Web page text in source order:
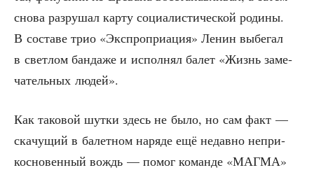
сно­ва раз­ру­шал кар­ту соци­а­ли­сти­че­ской роди­ны.
В соста­ве трио «Экс­про­при­а­ция» Ленин выбе­гал
в свет­лом бан­да­же и испол­нял балет «Жизнь заме­
ча­тель­ных людей».
Как тако­вой шут­ки здесь не было, но сам факт —
ска­чу­щий в балет­ном наря­де ещё недав­но непри­
кос­но­вен­ный вождь — помог коман­де «МАГМА»